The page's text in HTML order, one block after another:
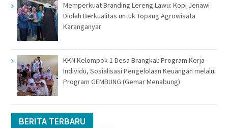
Memperkuat Branding Lereng Lawu: Kopi Jenawi
Diolah Berkualitas untuk Topang Agrowisata
Karanganyar
KKN Kelompok 1 Desa Brangkal: Program Kerja
Individu, Sosialisasi Pengelolaan Keuangan melalui
Program GEMBUNG (Gemar Menabung)
BERITA TERBARU